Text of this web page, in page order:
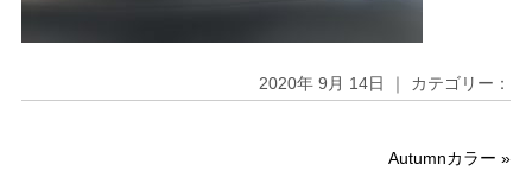
2020年 9月 14日 ｜ カテゴリー：
Autumnカラー »